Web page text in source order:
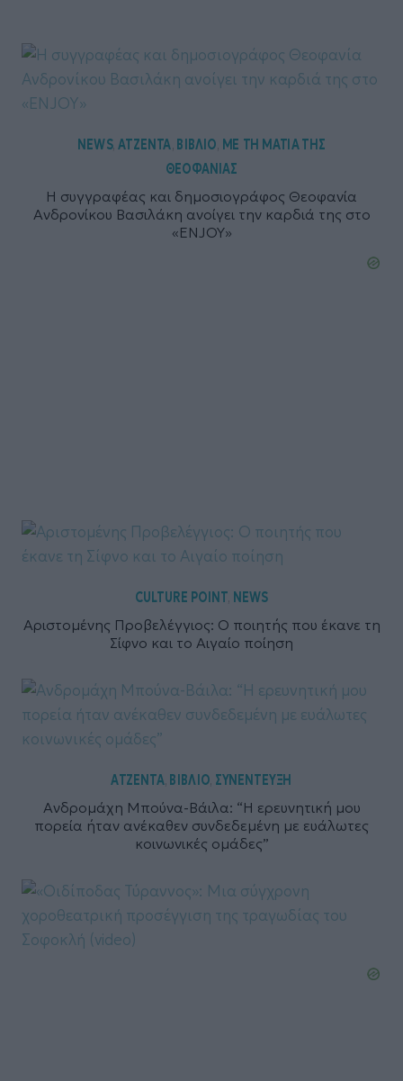
NEWS,ΑΤΖΕΝΤΑ,ΒΙΒΛΙΟ, ΜΕ ΤΗ ΜΑΤΙΑ ΤΗΣ
ΘΕΟΦΑΝΙΑΣ
Η συγγραφέας και δημοσιογράφος Θεοφανία
Ανδρονίκου Βασιλάκη ανοίγει την καρδιά της στο
«ENJOY»
CULTURE POINT, NEWS
Αριστομένης Προβελέγγιος: Ο ποιητής που έκανε τη
Σίφνο και το Αιγαίο ποίηση
ΑΤΖΕΝΤΑ,ΒΙΒΛΙΟ, ΣΥΝΕΝΤΕΥΞΗ
Ανδρομάχη Μπούνα-Βάιλα: “Η ερευνητική μου
πορεία ήταν ανέκαθεν συνδεδεμένη με ευάλωτες
κοινωνικές ομάδες”